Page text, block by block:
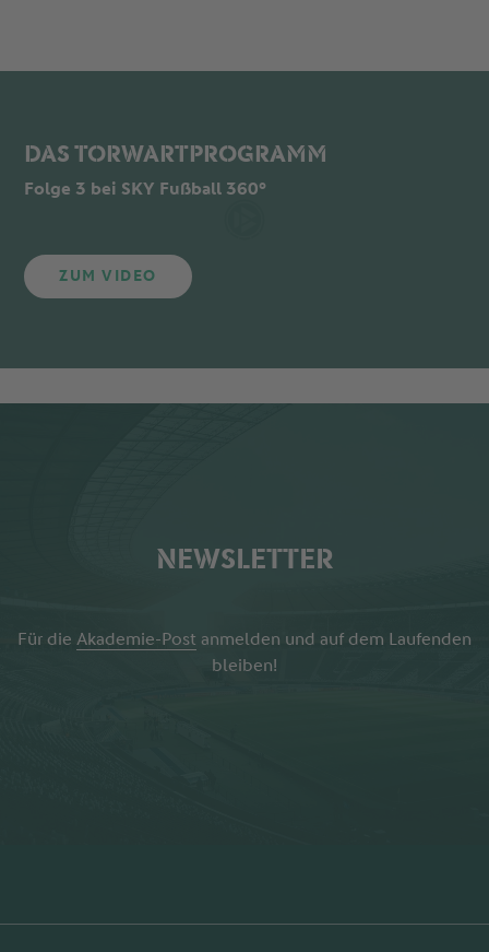
DAS TORWARTPROGRAMM
Folge 3 bei SKY Fußball 360°
ZUM VIDEO
NEWSLETTER
Für die Akademie-Post anmelden und auf dem Laufenden
bleiben!